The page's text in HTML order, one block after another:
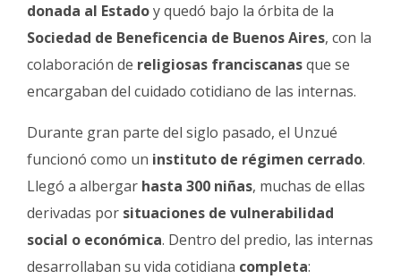
donada al Estadoy quedó bajo la órbita de la
Sociedad de Beneficencia de Buenos Aires, con la
colaboración de religiosas franciscanasque se
encargaban del cuidado cotidiano de las internas.
Durante gran parte del siglo pasado, el Unzué
funcionó como un instituto de régimen cerrado.
Llegó a albergar hasta 300 niñas, muchas de ellas
derivadas por situaciones de vulnerabilidad
social o económica. Dentro del predio, las internas
desarrollaban su vida cotidiana completa: